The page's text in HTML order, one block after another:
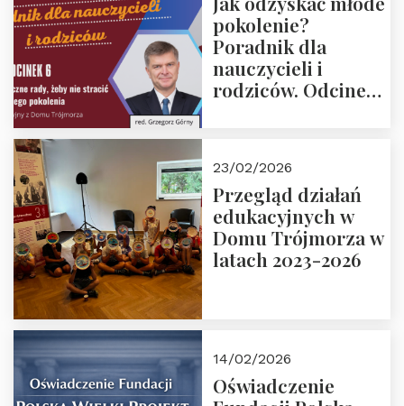
pokolenie?
Poradnik dla
nauczycieli i
rodziców. Odcinek
Rozmawiają red.
Grzegorz Górny i
prof. Michał
Łuczewski
23/02/2026
Przegląd działań
edukacyjnych w
Domu Trójmorza w
latach 2023-2026
14/02/2026
Oświadczenie